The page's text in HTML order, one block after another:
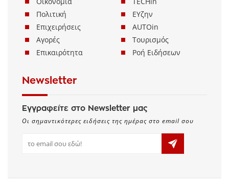
Πολιτική
Επιχειρήσεις
Αγορές
Επικαιρότητα
ΕΥζην
AUTOin
Τουρισμός
Ροή Ειδήσεων
Newsletter
Εγγραφείτε στο Newsletter μας
Οι σημαντικότερες ειδήσεις της ημέρας στο email σου